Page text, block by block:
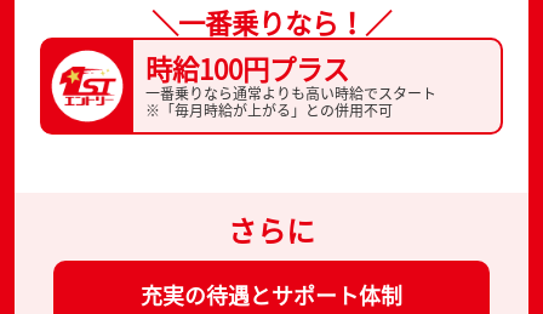
＼一番乗りなら！／
時給100円プラス
一番乗りなら通常よりも高い時給でスタート
※「毎月時給が上がる」との併用不可
さらに
充実の待遇とサポート体制